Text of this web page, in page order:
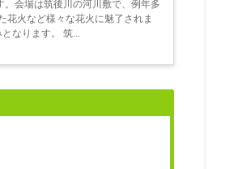
会場は筑後川の河川敷で、例年多
花火など様々な花火に魅了されま
なります。 筑...